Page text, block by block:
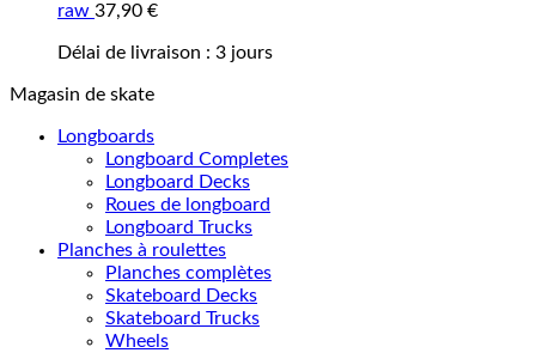
raw 37,90 €
Délai de livraison : 3 jours
Magasin de skate
Longboards
Longboard Completes
Longboard Decks
Roues de longboard
Longboard Trucks
Planches à roulettes
Planches complètes
Skateboard Decks
Skateboard Trucks
Wheels